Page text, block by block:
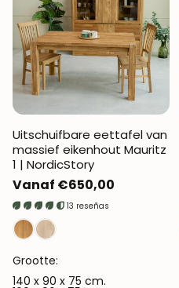
Uitschuifbare eettafel van
massief eikenhout Mauritz
1 | NordicStory
Normale
prijs
Vanaf €650,00
13 reseñas
Grootte:
140 x 90 x 75 cm.